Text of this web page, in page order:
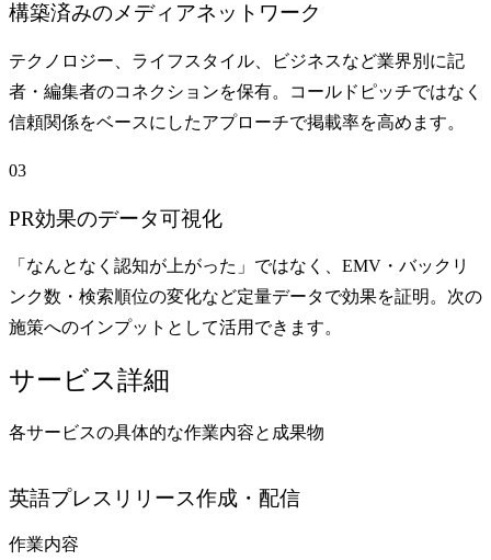
構築済みのメディアネットワーク
テクノロジー、ライフスタイル、ビジネスなど業界別に記
者・編集者のコネクションを保有。コールドピッチではなく
信頼関係をベースにしたアプローチで掲載率を高めます。
03
PR効果のデータ可視化
「なんとなく認知が上がった」ではなく、EMV・バックリ
ンク数・検索順位の変化など定量データで効果を証明。次の
施策へのインプットとして活用できます。
サービス詳細
各サービスの具体的な作業内容と成果物
英語プレスリリース作成・配信
作業内容